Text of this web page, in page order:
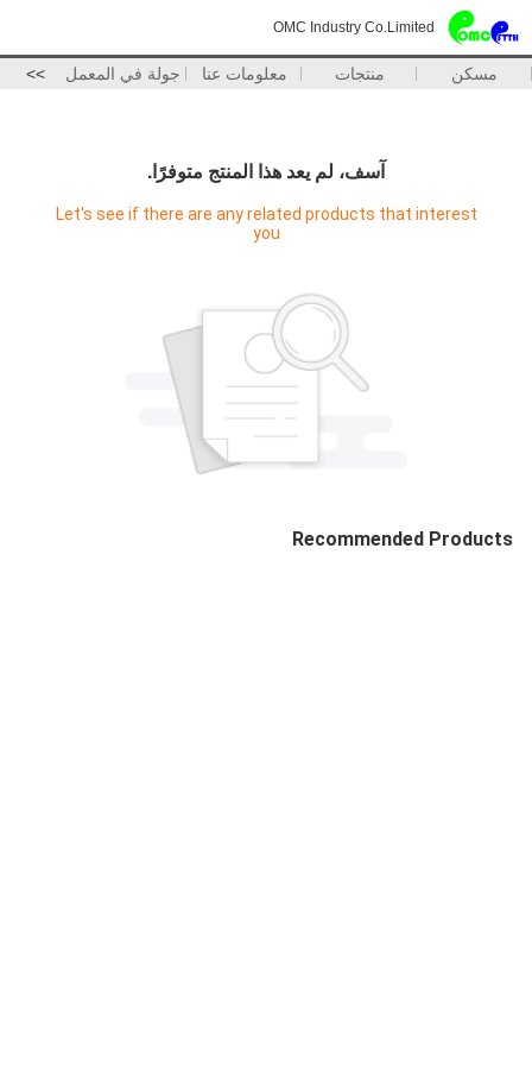
OMC Industry Co.Limited
مسكن منتجات معلومات عنا جولة في المعمل >>
آسف، لم يعد هذا المنتج متوفرًا.
Let's see if there are any related products that interest
you
Recommended Products